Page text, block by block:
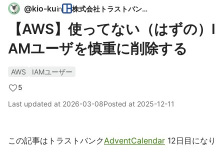
@kio-kuin 株式会社トラストバンク
【AWS】使ってない（はずの）I
AMユーザを慎重に削除する
AWS
IAMユーザー
5
Last updated at 2026-03-08Posted at 2025-12-11
この記事はトラストバンクAdventCalendar 12日目になり